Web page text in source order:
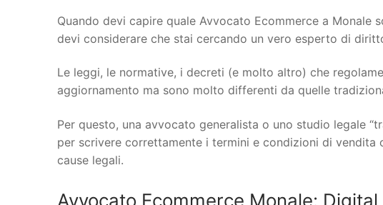
Quando devi capire quale Avvocato Ecommerce a Monale
devi considerare che stai cercando un vero esperto di
Le leggi, le normative, i decreti (e molto altro) che
aggiornamento ma sono molto differenti da quelle
Per questo, una avvocato generalista o uno studio legale
per scrivere correttamente i termini e condizioni di
cause legali.
Avvocato Ecommerce Monale: Digital